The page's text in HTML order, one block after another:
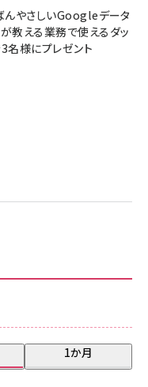
1か月
んやさしいGoogleデータ
教える業務で使えるダッ
名様にプレゼント